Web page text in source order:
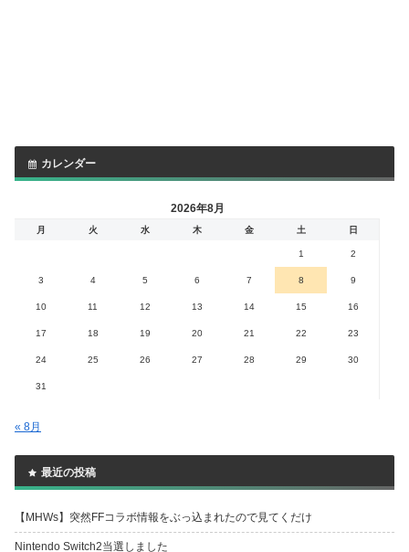
カレンダー
2026年8月
月 火 水 木 金 土 日
1 2
3 4 5 6 7 8 9
10 11 12 13 14 15 16
17 18 19 20 21 22 23
24 25 26 27 28 29 30
31
« 8月
最近の投稿
【MHWs】突然FFコラボ情報をぶっ込まれたので見てくだけ
Nintendo Switch2当選しました